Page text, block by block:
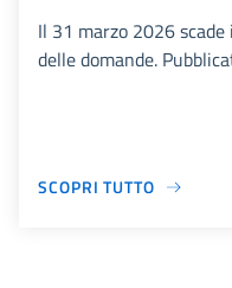
Il 31 marzo 2026
delle domande.
SCOPRI TUTTO